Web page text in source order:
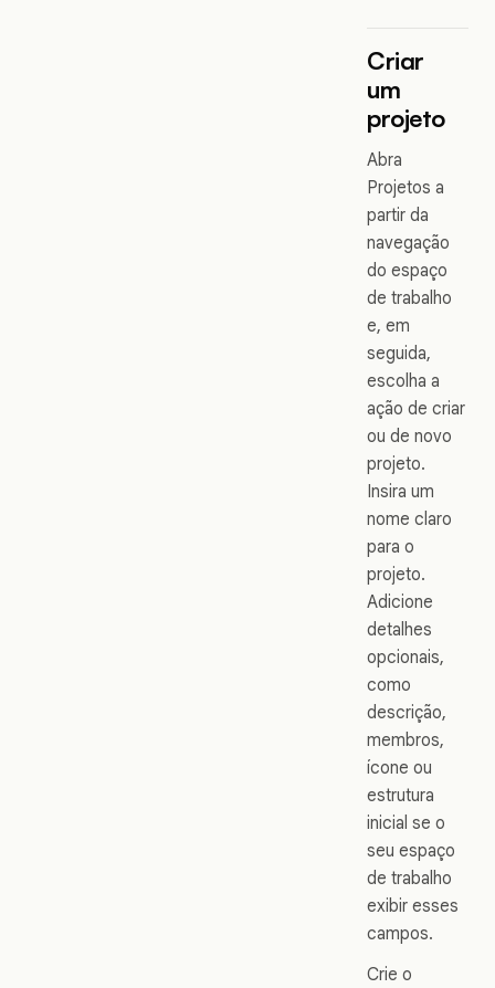
Criar
um
projeto
Abra
Projetos a
partir da
navegação
do espaço
de trabalho
e, em
seguida,
escolha a
ação de criar
ou de novo
projeto.
Insira um
nome claro
para o
projeto.
Adicione
detalhes
opcionais,
como
descrição,
membros,
ícone ou
estrutura
inicial se o
seu espaço
de trabalho
exibir esses
campos.
Crie o